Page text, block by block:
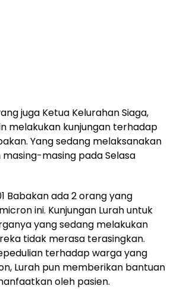
juga Ketua Kelurahan Siaga,
melakukan kunjungan terhadap
Yang sedang melaksanakan
masing pada Selasa
Babakan ada 2 orang yang
ini. Kunjungan Lurah untuk
yang sedang melakukan
tidak merasa terasingkan.
terhadap warga yang
Lurah pun memberikan bantuan
oleh pasien.